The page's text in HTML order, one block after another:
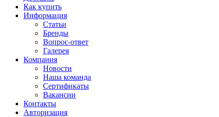
Как купить
Информация
Статьи
Бренды
Вопрос-ответ
Галерея
Компания
Новости
Наша команда
Сертификаты
Вакансии
Контакты
Авторизация